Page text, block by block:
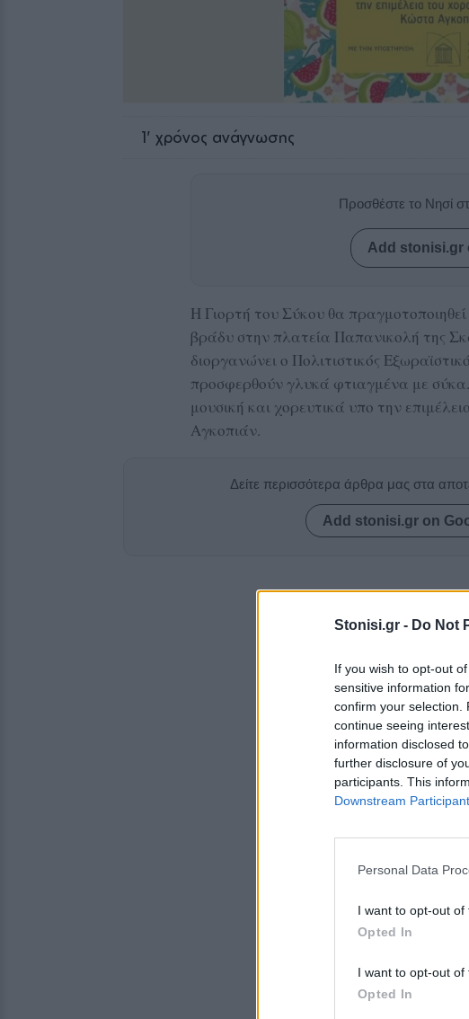
Stonisi.gr - Do Not
If you wish to opt-out
sensitive information
confirm your selection.
continue seeing
information disclosed
further disclosure of
participants. This
Downstream
Personal Data
I want to opt-out of
Opted In
I want to opt-out of
Opted In
1' χρόνος ανάγνωσης
Προσθέστε το Νησί
Add stonisi.gr
Η Γιορτή του Σύκου θα
βράδυ στην πλατεία Παπανικολή της
διοργανώνει ο Πολιτιστικός
προσφερθούν γλυκά φτιαγμένα με
μουσική και χορευτικά υπο την
Αγκοπιάν.
Δείτε περισσότερα άρθρα μας στα
Add stonisi.gr on